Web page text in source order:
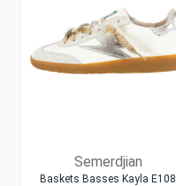
Semerdjian
Baskets Basses Kayla E108